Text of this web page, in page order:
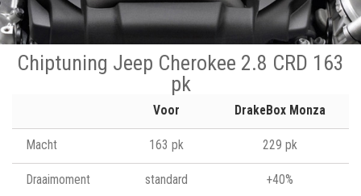
Chiptuning Jeep Cherokee 2.8 CRD 163
pk
Voor DrakeBox Monza
Macht 163 pk 229 pk
Draaimoment standard +40%